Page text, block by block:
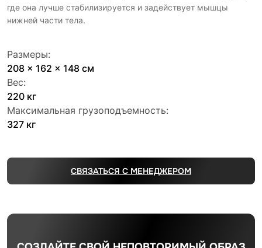
где она лучше стабилизируется и задействует мышцы
нижней части тела.
Размеры:
208 x 162 x 148 см
Вес:
220 кг
Максимальная грузоподъемность:
327 кг
СВЯЗАТЬСЯ С МЕНЕДЖЕРОМ